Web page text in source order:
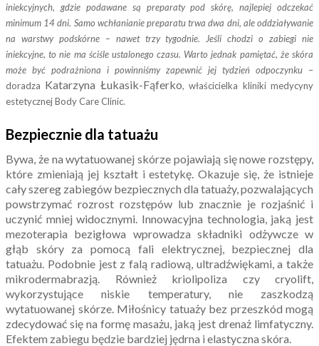
iniekcyjnych, gdzie podawane są preparaty pod skórę, najlepiej odczekać
minimum 14 dni. Samo wchłanianie preparatu trwa dwa dni, ale oddziaływanie
na warstwy podskórne – nawet trzy tygodnie. Jeśli chodzi o zabiegi nie
iniekcyjne, to nie ma ściśle ustalonego czasu. Warto jednak pamiętać, że skóra
może być podrażniona i powinniśmy zapewnić jej tydzień odpoczynku –
doradza Katarzyna Łukasik-Fąferko, właścicielka kliniki medycyny
estetycznej Body Care Clinic.
Bezpiecznie dla tatuażu
Bywa, że na wytatuowanej skórze pojawiają się nowe rozstępy,
które zmieniają jej kształt i estetykę. Okazuje się, że istnieje
cały szereg zabiegów bezpiecznych dla tatuaży, pozwalających
powstrzymać rozrost rozstępów lub znacznie je rozjaśnić i
uczynić mniej widocznymi. Innowacyjna technologia, jaką jest
mezoterapia bezigłowa wprowadza składniki odżywcze w
głąb skóry za pomocą fali elektrycznej, bezpiecznej dla
tatuażu. Podobnie jest z falą radiową, ultradźwiękami, a także
mikrodermabrazją. Również kriolipoliza czy cryolift,
wykorzystujące niskie temperatury, nie zaszkodzą
wytatuowanej skórze. Miłośnicy tatuaży bez przeszkód mogą
zdecydować się na formę masażu, jaką jest drenaż limfatyczny.
Efektem zabiegu będzie bardziej jędrna i elastyczna skóra.